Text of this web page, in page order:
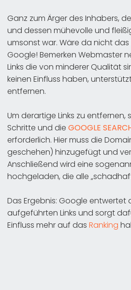
Ganz zum Ärger des Inhabers,
und dessen mühevolle und
umsonst war. Wäre da nicht
Google! Bemerken Webmaster
Links die von minderer Qualität
keinen Einfluss haben,
entfernen.
Um derartige Links zu entfernen,
Schritte und die GOOGLE
erforderlich. Hier muss die
geschehen) hinzugefügt und
Anschließend wird eine
hochgeladen, die alle
Das Ergebnis: Google entwertet
aufgeführten Links und sorgt
Einfluss mehr auf das Ranking